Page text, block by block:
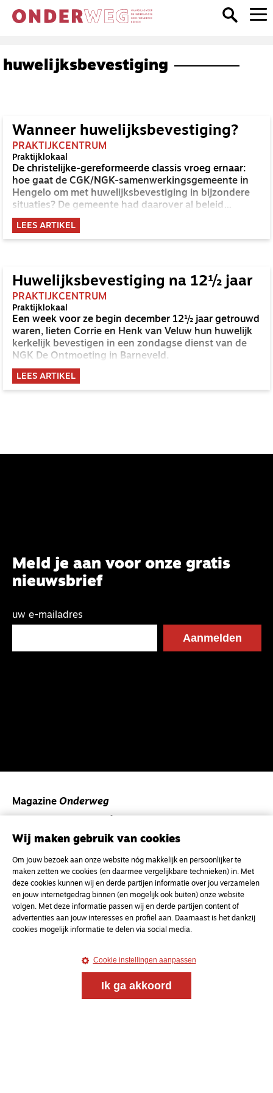
huwelijksbevestiging
Wanneer huwelijksbevestiging?
PRAKTIJKCENTRUM
Praktijklokaal
De christelijke-gereformeerde classis vroeg ernaar:
hoe gaat de CGK/NGK-samenwerkingsgemeente in
Hengelo om met huwelijksbevestiging in bijzondere
situaties? De gemeente had daarover al beleid
geformuleerd.
LEES ARTIKEL
Huwelijksbevestiging na 12½ jaar
PRAKTIJKCENTRUM
Praktijklokaal
Een week voor ze begin december 12½ jaar getrouwd
waren, lieten Corrie en Henk van Veluw hun huwelijk
kerkelijk bevestigen in een zondagse dienst van de
NGK De Ontmoeting in Barneveld.
LEES ARTIKEL
Meld je aan voor onze gratis
nieuwsbrief
uw e-mailadres
Magazine Onderweg
en gesprek voor christenen onderweg, in het bijzonder
voor de Nederlandse Gereformeerde Kerken.
Magazine Onderweg
Kvk-nummer 33277063
NL46 INGB 0117 5827 86
info@onderwegonline.nl
Wij maken gebruik van cookies
Om jouw bezoek aan onze website nóg makkelijk en persoonlijker te
maken zetten we cookies (en daarmee vergelijkbare technieken) in. Met
deze cookies kunnen wij en derde partijen informatie over jou verzamelen
en jouw internetgedrag binnen (en mogelijk ook buiten) onze website
volgen. Met deze informatie passen wij en derde partijen content of
advertenties aan jouw interesses en profiel aan. Daarnaast is het dankzij
cookies mogelijk informatie te delen via social media.
Cookie instellingen aanpassen
Ik ga akkoord